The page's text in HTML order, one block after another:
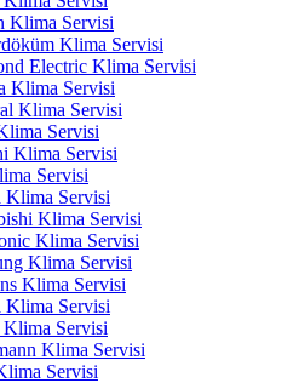
Klima Servisi
Klima Servisi
Electric Klima Servisi
Klima Servisi
Klima Servisi
Servisi
Klima Servisi
Servisi
Klima Servisi
Klima Servisi
Klima Servisi
Klima Servisi
Klima Servisi
Klima Servisi
Servisi
Klima Servisi
Servisi